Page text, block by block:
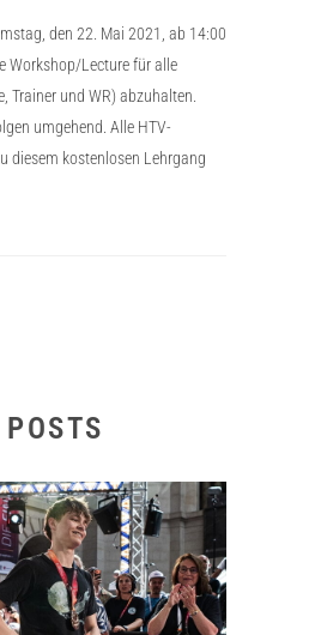
den 22. Mai 2021, ab 14:00
Workshop/Lecture für alle
Trainer und WR) abzuhalten.
umgehend. Alle HTV-
diesem kostenlosen Lehrgang